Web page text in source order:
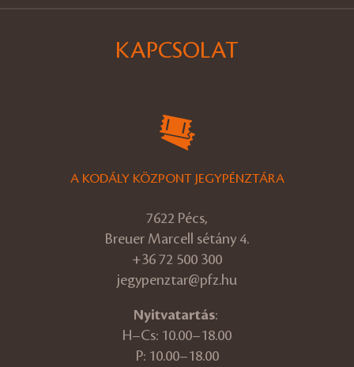
KAPCSOLAT
A KODÁLY KÖZPONT JEGYPÉNZTÁRA
7622 Pécs,
Breuer Marcell sétány 4.
+36 72 500 300
jegypenztar@pfz.hu
Nyitvatartás:
H–Cs: 10.00–18.00
P: 10.00–18.00